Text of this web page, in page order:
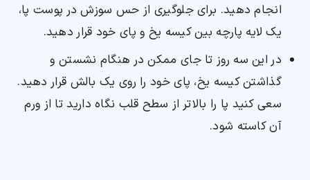
انجام دهید. برای جلوگیری از حس سوزش در پوست پا،
یک لایه پارچه بین کیسه یخ و پای خود قرار دهید.
در این سه روز تا جای ممکن در هنگام نشستن و
گذاشتن کیسه یخ، پای خود را روی یک بالش قرار دهید.
سعی کنید پا را بالاتر از سطح قلب نگاه دارید تا از ورم
آن کاسته شود.